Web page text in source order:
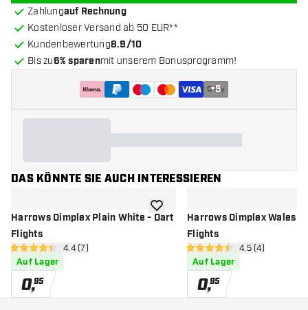
Zahlungauf Rechnung
Kostenloser Versand ab 50 EUR**
Kundenbewertung8.9/10
Bis zu6% sparenmit unserem Bonusprogramm!
+5
DAS KÖNNTE SIE AUCH INTERESSIEREN
Harrows Dimplex Plain White - Dart
Flights
Bewertungsbereich öffnen
4.4 Bewertungssterne
4.4 (7)
Auf Lager
0,95
Zur Wunschliste hinzufügen
Harrows Dimplex Wales -
Flights
4.5 Bewertungssterne
4.5 (4)
Auf Lager
0,95